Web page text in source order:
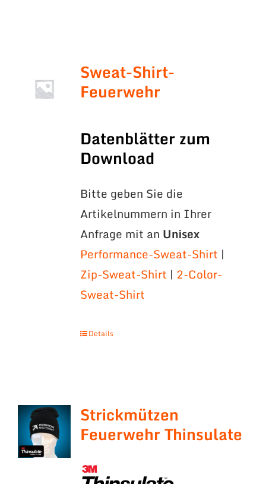
Sweat-Shirt-
Feuerwehr
Datenblätter zum
Download
Bitte geben Sie die
Artikelnummern in Ihrer
Anfrage mit an Unisex
Performance-Sweat-Shirt |
Zip-Sweat-Shirt | 2-Color-
Sweat-Shirt
Details
Strickmützen
Feuerwehr Thinsulate